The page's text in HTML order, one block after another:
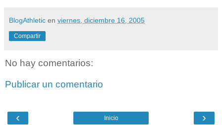
BlogAthletic en viernes, diciembre 16, 2005
Compartir
No hay comentarios:
Publicar un comentario
‹ ›
Inicio